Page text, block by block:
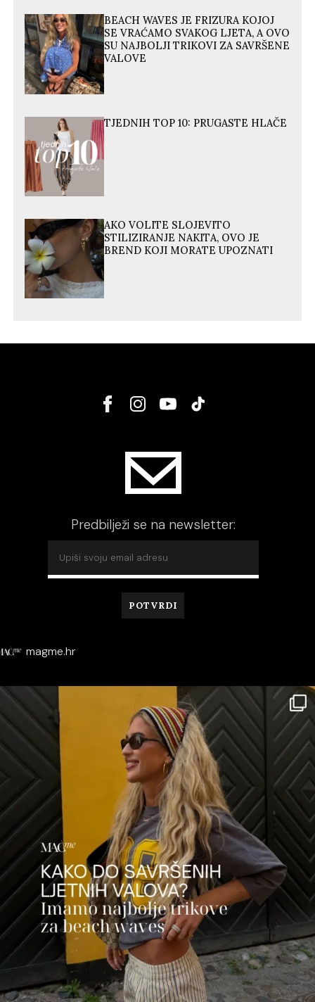
BEACH WAVES JE FRIZURA KOJOJ
SE VRAĆAMO SVAKOG LJETA, A OVO
SU NAJBOLJI TRIKOVI ZA SAVRŠENE
VALOVE
TJEDNIH TOP 10: PRUGASTE HLAČE
AKO VOLITE SLOJEVITO
STILIZIRANJE NAKITA, OVO JE
BREND KOJI MORATE UPOZNATI
Predbilježi se na newsletter:
magme.hr